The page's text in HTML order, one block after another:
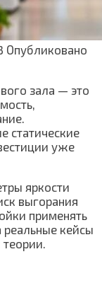
Опубликовано
зала — это
статические
уже
яркости
выгорания
применять
кейсы